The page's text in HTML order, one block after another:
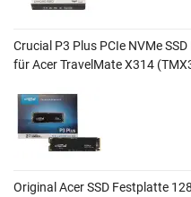
Crucial P3 Plus PCIe NVMe
für Acer TravelMate X314
Original Acer SSD Festplatte